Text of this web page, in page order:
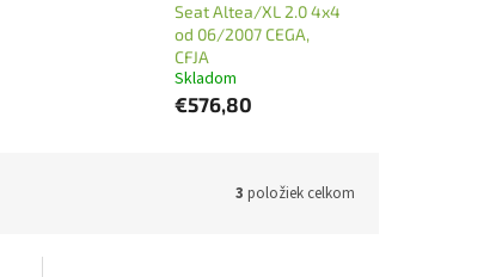
Seat Altea/XL 2.0 4x4
od 06/2007 CEGA,
CFJA
Skladom
€576,80
3 položiek celkom